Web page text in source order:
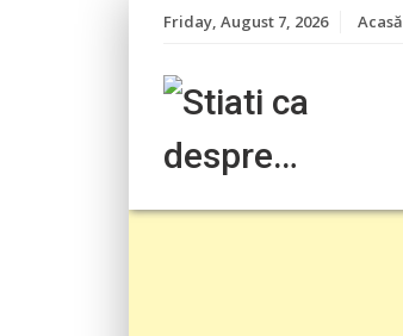
Friday, August 7, 2026 Acasă